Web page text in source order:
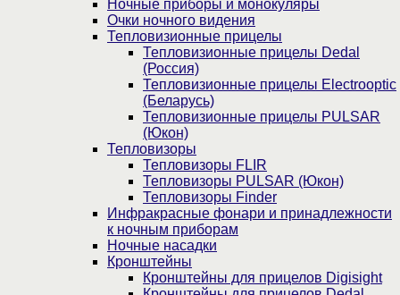
Ночные приборы и монокуляры
Очки ночного видения
Тепловизионные прицелы
Тепловизионные прицелы Dedal
(Россия)
Тепловизионные прицелы Electrooptic
(Беларусь)
Тепловизионные прицелы PULSAR
(Юкон)
Тепловизоры
Тепловизоры FLIR
Тепловизоры PULSAR (Юкон)
Тепловизоры Finder
Инфракрасные фонари и принадлежности
к ночным приборам
Ночные насадки
Кронштейны
Кронштейны для прицелов Digisight